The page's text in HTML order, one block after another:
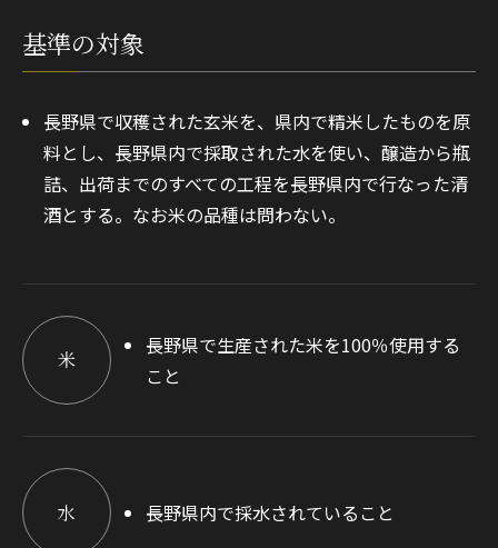
基準の対象
長野県で収穫された玄米を、県内で精米したものを原
料とし、長野県内で採取された水を使い、醸造から瓶
詰、出荷までのすべての工程を長野県内で行なった清
酒とする。なお米の品種は問わない。
米
長野県で生産された米を100％使用する
こと
水 長野県内で採水されていること